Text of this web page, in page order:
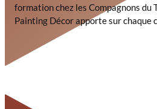
formation chez les Compagnons du
Painting Décor apporte sur chaque